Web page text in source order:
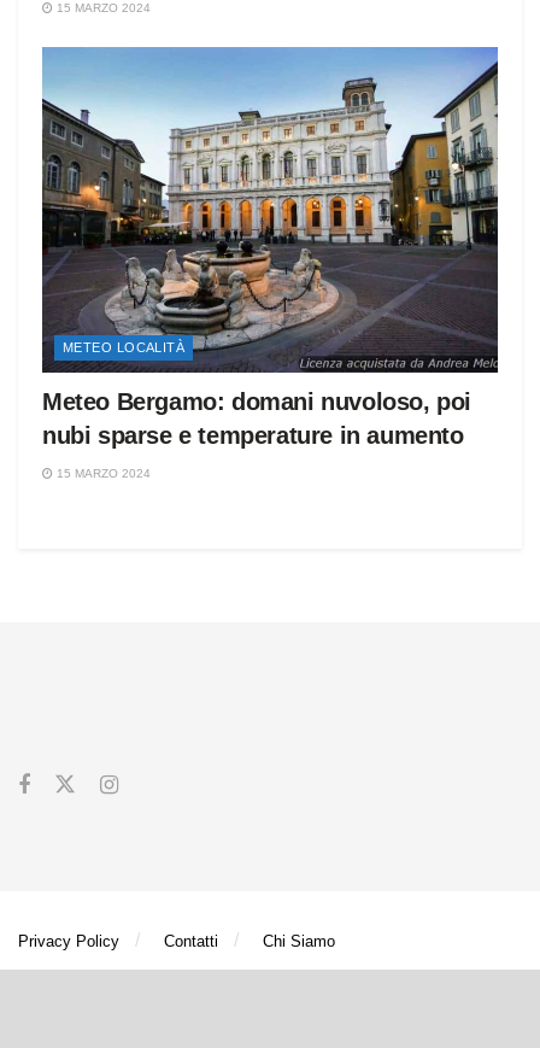
15 MARZO 2024
METEO LOCALITÀ
Meteo Bergamo: domani nuvoloso, poi
nubi sparse e temperature in aumento
15 MARZO 2024
Privacy Policy Contatti Chi Siamo